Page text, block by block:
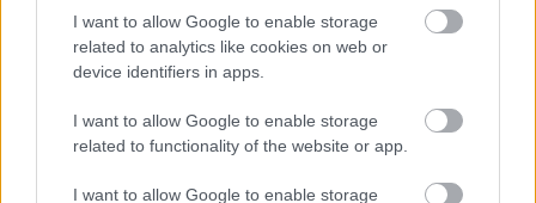
I want to allow Google to enable storage
related to analytics like cookies on web or
device identifiers in apps.
I want to allow Google to enable storage
related to functionality of the website or app.
I want to allow Google to enable storage
Slow UX: adaptív felhasználói élmény és
TheGrid.io
Az igazi országimázs: mostantól Borsi
Flóra inspirálja a világ dizájnereit